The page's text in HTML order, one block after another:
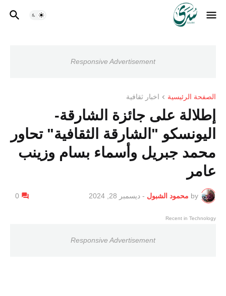
Responsive Advertisement
الصفحة الرئيسية اخبار ثقافية
إطلالة على جائزة الشارقة-
اليونسكو "الشارقة الثقافية" تحاور
محمد جبريل وأسماء بسام وزينب
عامر
by محمود الشبول - ديسمبر 28, 2024 0
Recent in Technology
Responsive Advertisement